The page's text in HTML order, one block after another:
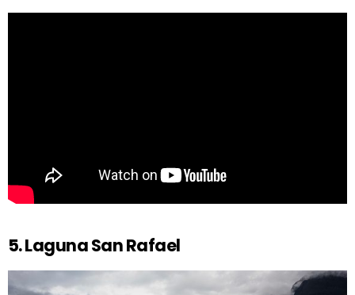
5. Laguna San Rafael